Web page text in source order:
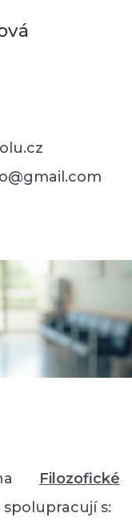
na Filozofické
s: